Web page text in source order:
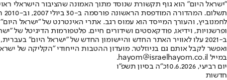
"ישראל היום" הוא גוף תקשורת שנוסד מתוך האמונה שהציבור הישראלי
ופרשנויות, וידיאו, פודקאסטים ושידורים חיים. פלטפורמות הדיגיטל של
ב-2021 עלו לאוויר האתר החדש והיישומון החדש של "ישראל היום"
ואפשר לקבל אותם גם בניוזלטר. מועדון ההטבות הייחודי "הקליקה של
במייל hayom@israelhayom.co.il.
יום רביעי, 10.6.2026
כ"ה בסיון תשפ"ו
חדשות